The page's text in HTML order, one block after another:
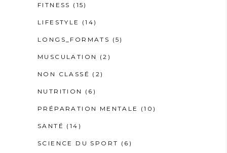
FITNESS (15)
LIFESTYLE (14)
LONGS_FORMATS (5)
MUSCULATION (2)
NON CLASSÉ (2)
NUTRITION (6)
PRÉPARATION MENTALE (10)
SANTÉ (14)
SCIENCE DU SPORT (6)